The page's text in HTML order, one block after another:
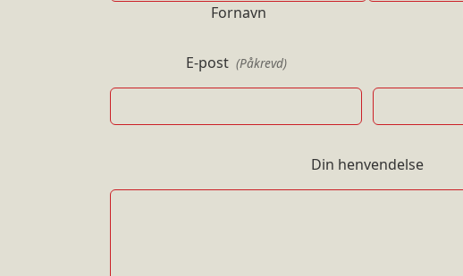
Fornavn
E-post (Påkrevd)
Din henvendelse